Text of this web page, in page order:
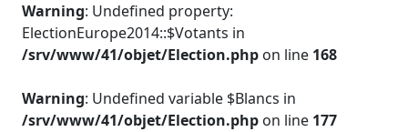
Warning: Undefined property:
ElectionEurope2014::$Votants in
/srv/www/41/objet/Election.php on line 168
Warning: Undefined variable $Blancs in
/srv/www/41/objet/Election.php on line 177